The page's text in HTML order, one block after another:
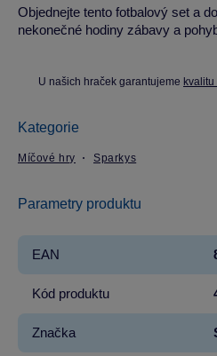
Objednejte tento fotbalový set a
nekonečné hodiny zábavy a
U našich hraček garantujeme
Kategorie
Míčové hry Sparkys
Parametry produktu
EAN
Kód produktu
Značka